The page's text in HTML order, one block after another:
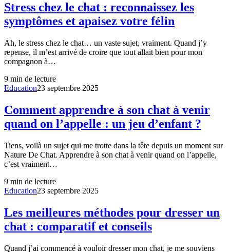
Stress chez le chat : reconnaissez les
symptômes et apaisez votre félin
Ah, le stress chez le chat… un vaste sujet, vraiment. Quand j’y
repense, il m’est arrivé de croire que tout allait bien pour mon
compagnon à…
9 min de lecture
Education23 septembre 2025
Comment apprendre à son chat à venir
quand on l’appelle : un jeu d’enfant ?
Tiens, voilà un sujet qui me trotte dans la tête depuis un moment sur
Nature De Chat. Apprendre à son chat à venir quand on l’appelle,
c’est vraiment…
9 min de lecture
Education23 septembre 2025
Les meilleures méthodes pour dresser un
chat : comparatif et conseils
Quand j’ai commencé à vouloir dresser mon chat, je me souviens